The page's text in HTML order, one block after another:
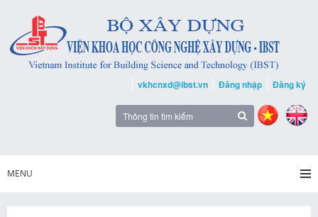
vkhcnxd@ibst.vn Đăng nhập Đăng ký
MENU